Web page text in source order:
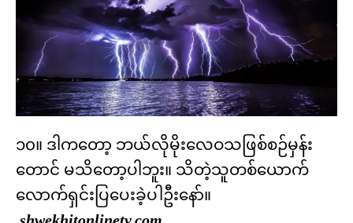
၁၀။ ဒါကတော့ ဘယ်လိုမိုးလေဝသဖြစ်စဉ်မှန်း
တောင် မသိတော့ပါဘူး။ သိတဲ့သူတစ်ယောက်
လောက်ရှင်းပြပေးခဲ့ပါဦးနော်။